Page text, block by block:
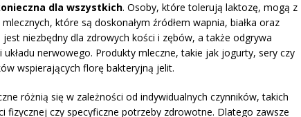
dla wszystkich. Osoby, które tolerują laktozę, mogą z
które są doskonałym źródłem wapnia, białka oraz
jest niezbędny dla zdrowych kości i zębów, a także odgrywa
nerwowego. Produkty mleczne, takie jak jogurty, sery czy
wspierających florę bakteryjną jelit.
różnią się w zależności od indywidualnych czynników, takich
fizycznej czy specyficzne potrzeby zdrowotne. Dlatego zawsze